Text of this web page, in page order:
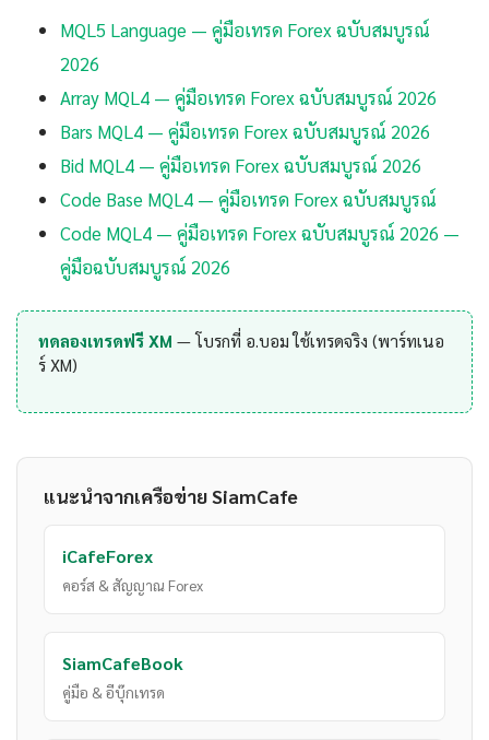
MQL5 Language — คู่มือเทรด Forex ฉบับสมบูรณ์
2026
Array MQL4 — คู่มือเทรด Forex ฉบับสมบูรณ์ 2026
Bars MQL4 — คู่มือเทรด Forex ฉบับสมบูรณ์ 2026
Bid MQL4 — คู่มือเทรด Forex ฉบับสมบูรณ์ 2026
Code Base MQL4 — คู่มือเทรด Forex ฉบับสมบูรณ์
Code MQL4 — คู่มือเทรด Forex ฉบับสมบูรณ์ 2026 —
คู่มือฉบับสมบูรณ์ 2026
ทดลองเทรดฟรี XM— โบรกที่ อ.บอม ใช้เทรดจริง (พาร์ทเนอ
ร์ XM)
แนะนำจากเครือข่าย SiamCafe
iCafeForex
คอร์ส & สัญญาณ Forex
SiamCafeBook
คู่มือ & อีบุ๊กเทรด